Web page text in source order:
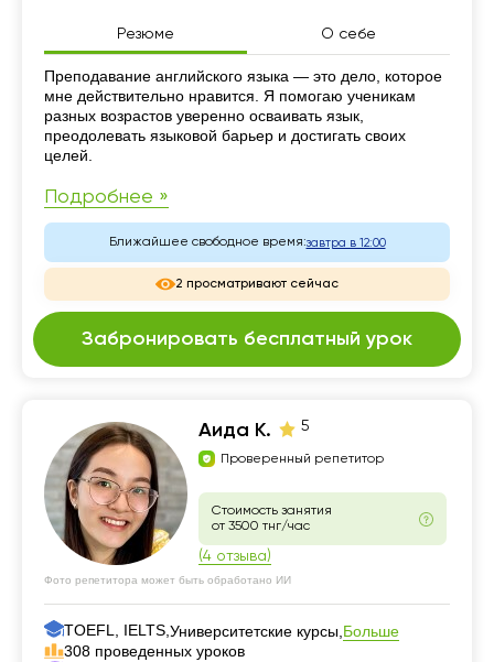
Резюме О себе
Резюме
Преподавание английского языка — это дело, которое
мне действительно нравится. Я помогаю ученикам
разных возрастов уверенно осваивать язык,
преодолевать языковой барьер и достигать своих
целей.
Подробнее »
Ближайшее свободное время:завтра в 12:00
2 просматривают сейчас
Забронировать бесплатный урок
Аида К. 5
Проверенный репетитор
Стоимость занятия
от 3500 тнг/час
(4 отзыва)
Фото репетитора может быть обработано ИИ
TOEFL, IELTS, Университетские курсы, Больше
308 проведенных уроков